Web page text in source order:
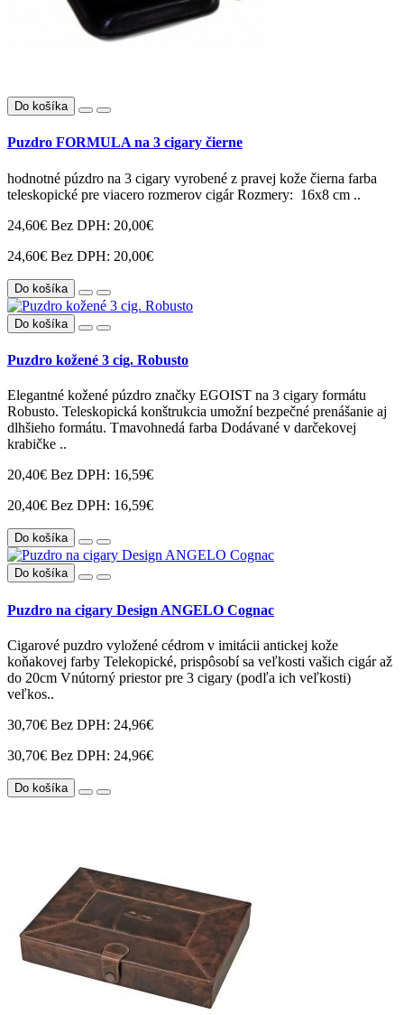
Do košíka
Puzdro FORMULA na 3 cigary čierne
hodnotné púzdro na 3 cigary vyrobené z pravej kože čierna farba
teleskopické pre viacero rozmerov cigár Rozmery: 16x8 cm ..
24,60€ Bez DPH: 20,00€
24,60€ Bez DPH: 20,00€
Do košíka
Do košíka
Puzdro kožené 3 cig. Robusto
Elegantné kožené púzdro značky EGOIST na 3 cigary formátu
Robusto. Teleskopická konštrukcia umožní bezpečné prenášanie aj
dlhšieho formátu. Tmavohnedá farba Dodávané v darčekovej
krabičke ..
20,40€ Bez DPH: 16,59€
20,40€ Bez DPH: 16,59€
Do košíka
Do košíka
Puzdro na cigary Design ANGELO Cognac
Cigarové puzdro vyložené cédrom v imitácii antickej kože
koňakovej farby Telekopické, prispôsobí sa veľkosti vašich cigár až
do 20cm Vnútorný priestor pre 3 cigary (podľa ich veľkosti)
veľkos..
30,70€ Bez DPH: 24,96€
30,70€ Bez DPH: 24,96€
Do košíka